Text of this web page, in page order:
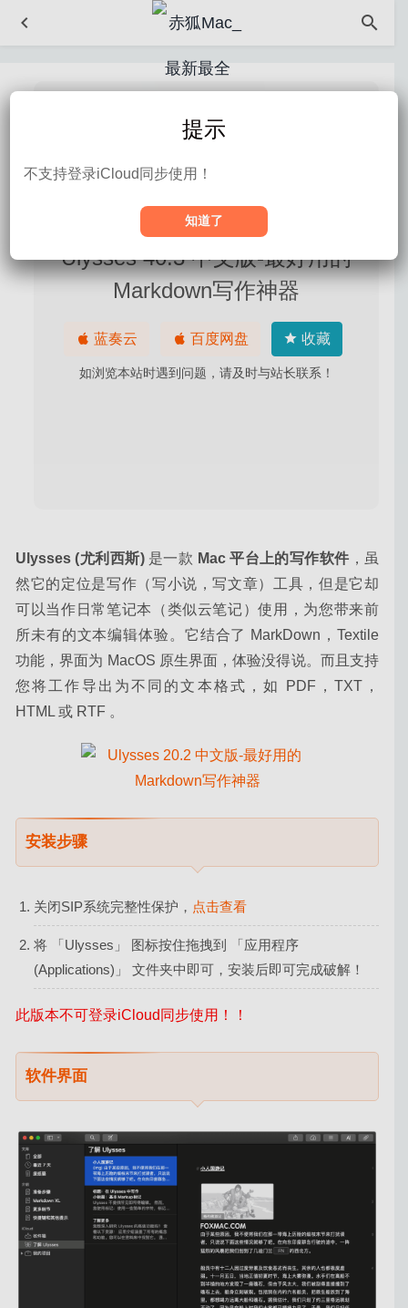
2026-08-07 18:37
Ulysses 40.3 中文版-最好用的
Markdown写作神器
蓝奏云 百度网盘 收藏
如浏览本站时遇到问题，请及时与站长联系！
Ulysses (尤利西斯) 是一款 Mac 平台上的写作软件 ，虽
然它的定位是写作（写小说，写文章）工具，但是它却
可以当作日常笔记本（类似云笔记）使用，为您带来前
所未有的文本编辑体验。它结合了 MarkDown，Textile
功能，界面为 MacOS 原生界面，体验没得说。而且支持
您将工作导出为不同的文本格式，如 PDF，TXT，
HTML 或 RTF 。
安装步骤
关闭SIP系统完整性保护， 点击查看
将 「Ulysses」 图标按住拖拽到 「应用程序
(Applications)」 文件夹中即可，安装后即可完成破解！
此版本不可登录iCloud同步使用！！
软件界面
CAD绘图工具 2020-06-23
Money Pro 2.5.13 中文版-非常出色的个人理财软件
Roadblock 1.9 – 强大的网页广告内容拦截工具
2021-11-
提示
不支持登录iCloud同步使用！
知道了